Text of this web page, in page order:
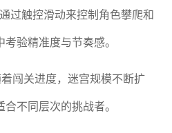
过触控滑动来控制角色攀爬和
验精准度与节奏感。
闯关进度，迷宫规模不断扩
不同层次的挑战者。